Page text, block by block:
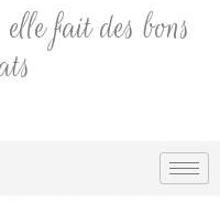
fait des bons